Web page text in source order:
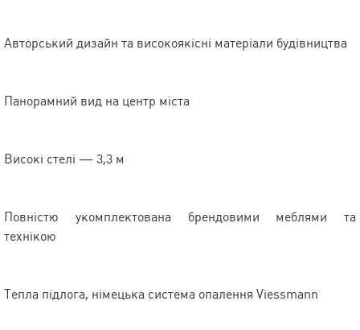
Авторський дизайн та високоякісні матеріали будівництва
Панорамний вид на центр міста
Високі стелі — 3,3 м
Повністю укомплектована брендовими меблями та
технікою
Тепла підлога, німецька система опалення Viessmann